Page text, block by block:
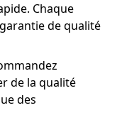
Chaque
de qualité
de la qualité
des